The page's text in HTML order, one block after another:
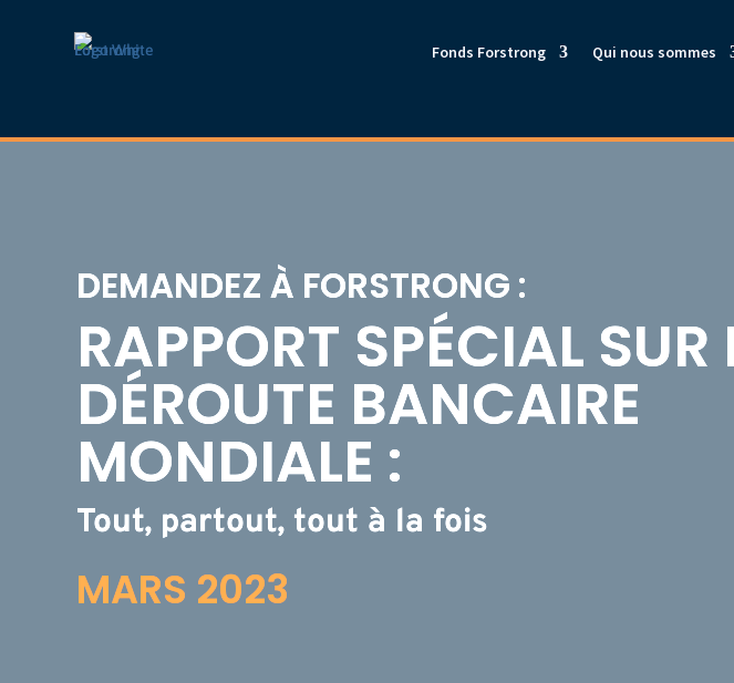
Fonds Forstrong Qui nous sommes
DEMANDEZ À FORSTRONG :
RAPPORT SPÉCIAL SUR
DÉROUTE BANCAIRE
MONDIALE :
Tout, partout, tout à la fois
MARS 2023